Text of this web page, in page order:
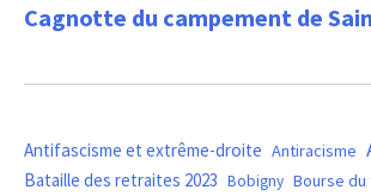
Cagnotte du campement de
Antifascisme et extrême-droite Antiracisme
Bataille des retraites 2023 Bobigny Bourse du